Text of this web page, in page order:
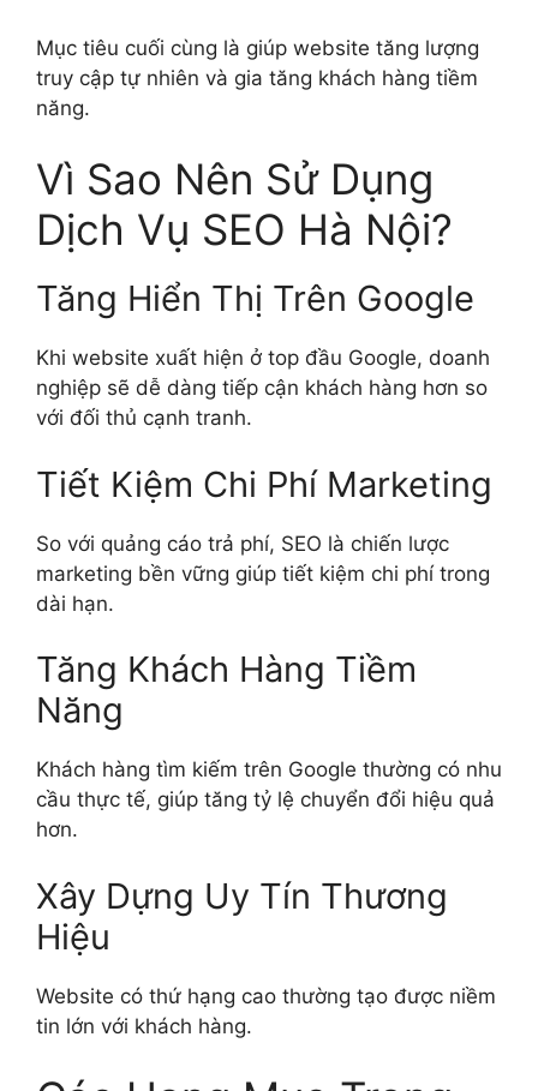
Mục tiêu cuối cùng là giúp website tăng lượng
truy cập tự nhiên và gia tăng khách hàng tiềm
năng.
Vì Sao Nên Sử Dụng
Dịch Vụ SEO Hà Nội?
Tăng Hiển Thị Trên Google
Khi website xuất hiện ở top đầu Google, doanh
nghiệp sẽ dễ dàng tiếp cận khách hàng hơn so
với đối thủ cạnh tranh.
Tiết Kiệm Chi Phí Marketing
So với quảng cáo trả phí, SEO là chiến lược
marketing bền vững giúp tiết kiệm chi phí trong
dài hạn.
Tăng Khách Hàng Tiềm
Năng
Khách hàng tìm kiếm trên Google thường có nhu
cầu thực tế, giúp tăng tỷ lệ chuyển đổi hiệu quả
hơn.
Xây Dựng Uy Tín Thương
Hiệu
Website có thứ hạng cao thường tạo được niềm
tin lớn với khách hàng.